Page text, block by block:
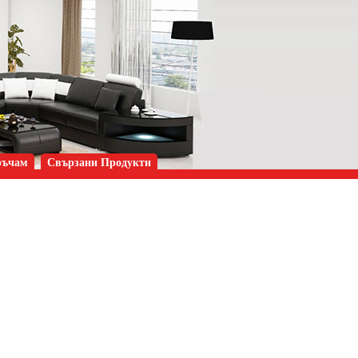
Свързани Продукти